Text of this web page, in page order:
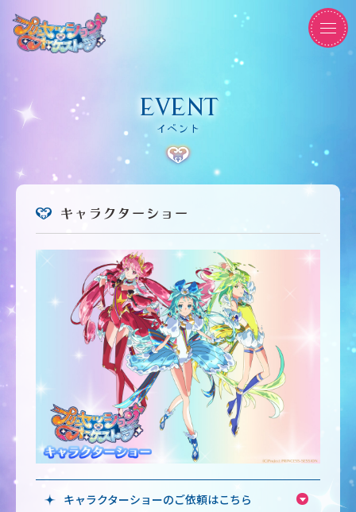
EVENT
イベント
キャラクターショー
キャラクターショーのご依頼はこちら